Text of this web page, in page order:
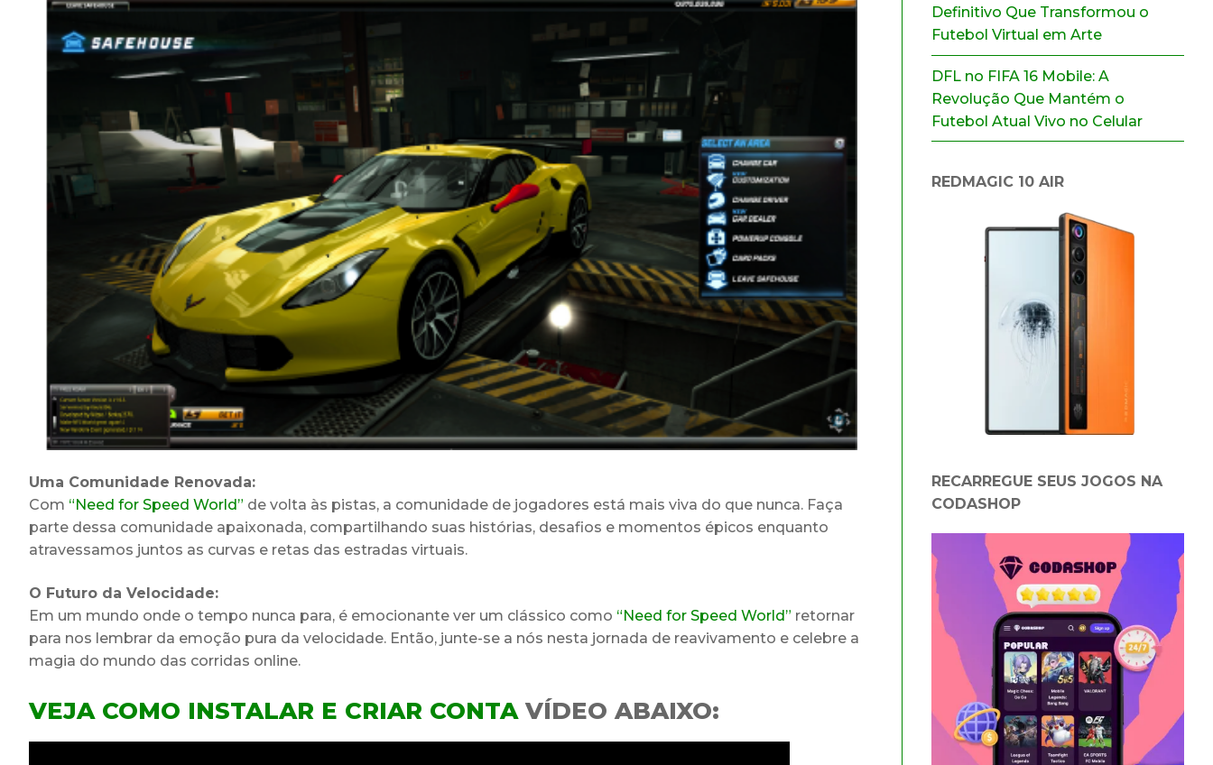
Uma Comunidade Renovada:
Com “Need for Speed World” de volta às pistas, a comunidade de jogadores está mais viva do que nunca. Faça
parte dessa comunidade apaixonada, compartilhando suas histórias, desafios e momentos épicos enquanto
atravessamos juntos as curvas e retas das estradas virtuais.
O Futuro da Velocidade:
Em um mundo onde o tempo nunca para, é emocionante ver um clássico como “Need for Speed World” retornar
para nos lembrar da emoção pura da velocidade. Então, junte-se a nós nesta jornada de reavivamento e celebre a
magia do mundo das corridas online.
VEJA COMO INSTALAR E CRIAR CONTAVÍDEO ABAIXO:
Definitivo Que Transformou o
Futebol Virtual em Arte
DFL no FIFA 16 Mobile: A
Revolução Que Mantém o
Futebol Atual Vivo no Celular
REDMAGIC 10 AIR
RECARREGUE SEUS JOGOS NA
CODASHOP